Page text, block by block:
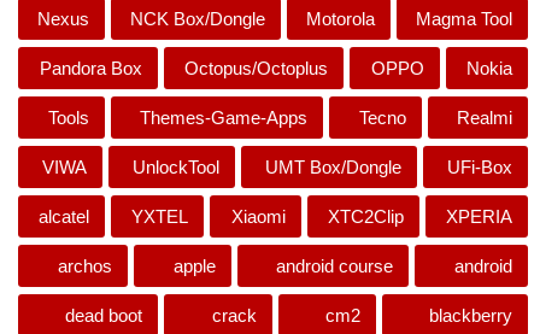
Magma Tool
Motorola
NCK Box/Dongle
Nexus
Nokia
OPPO
Octopus/Octoplus
Pandora Box
Realmi
Tecno
Themes-Game-Apps
Tools
UFi-Box
UMT Box/Dongle
UnlockTool
VIWA
XPERIA
XTC2Clip
Xiaomi
YXTEL
alcatel
android
android course
apple
archos
blackberry
cm2
crack
dead boot